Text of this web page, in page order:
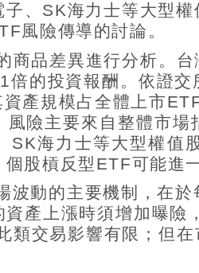
、 SK海力士等大型
風險傳導的討論。
商品差異進行分析。台
1倍的投資報酬。依證交
產規模占全體上市
險主要來自整體市
SK海力士等大型權值
個股槓反型 ETF可能進
波動的主要機制，在於
產上漲時須增加曝
類交易影響有限；但